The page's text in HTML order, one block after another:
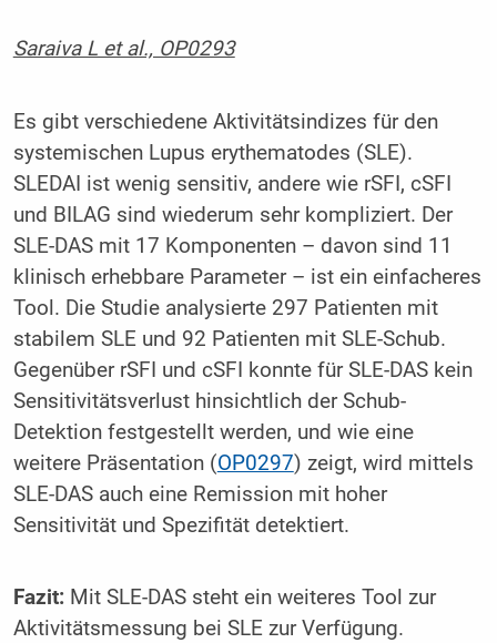
Saraiva L et al., OP0293
Es gibt verschiedene Aktivitätsindizes für den
systemischen Lupus erythematodes (SLE).
SLEDAI ist wenig sensitiv, andere wie rSFI, cSFI
und BILAG sind wiederum sehr kompliziert. Der
SLE-DAS mit 17 Komponenten – davon sind 11
klinisch erhebbare Parameter – ist ein einfacheres
Tool. Die Studie analysierte 297 Patienten mit
stabilem SLE und 92 Patienten mit SLE-Schub.
Gegenüber rSFI und cSFI konnte für SLE-DAS kein
Sensitivitätsverlust hinsichtlich der Schub-
Detektion festgestellt werden, und wie eine
weitere Präsentation (OP0297) zeigt, wird mittels
SLE-DAS auch eine Remission mit hoher
Sensitivität und Spezifität detektiert.
Fazit:Mit SLE-DAS steht ein weiteres Tool zur
Aktivitätsmessung bei SLE zur Verfügung.